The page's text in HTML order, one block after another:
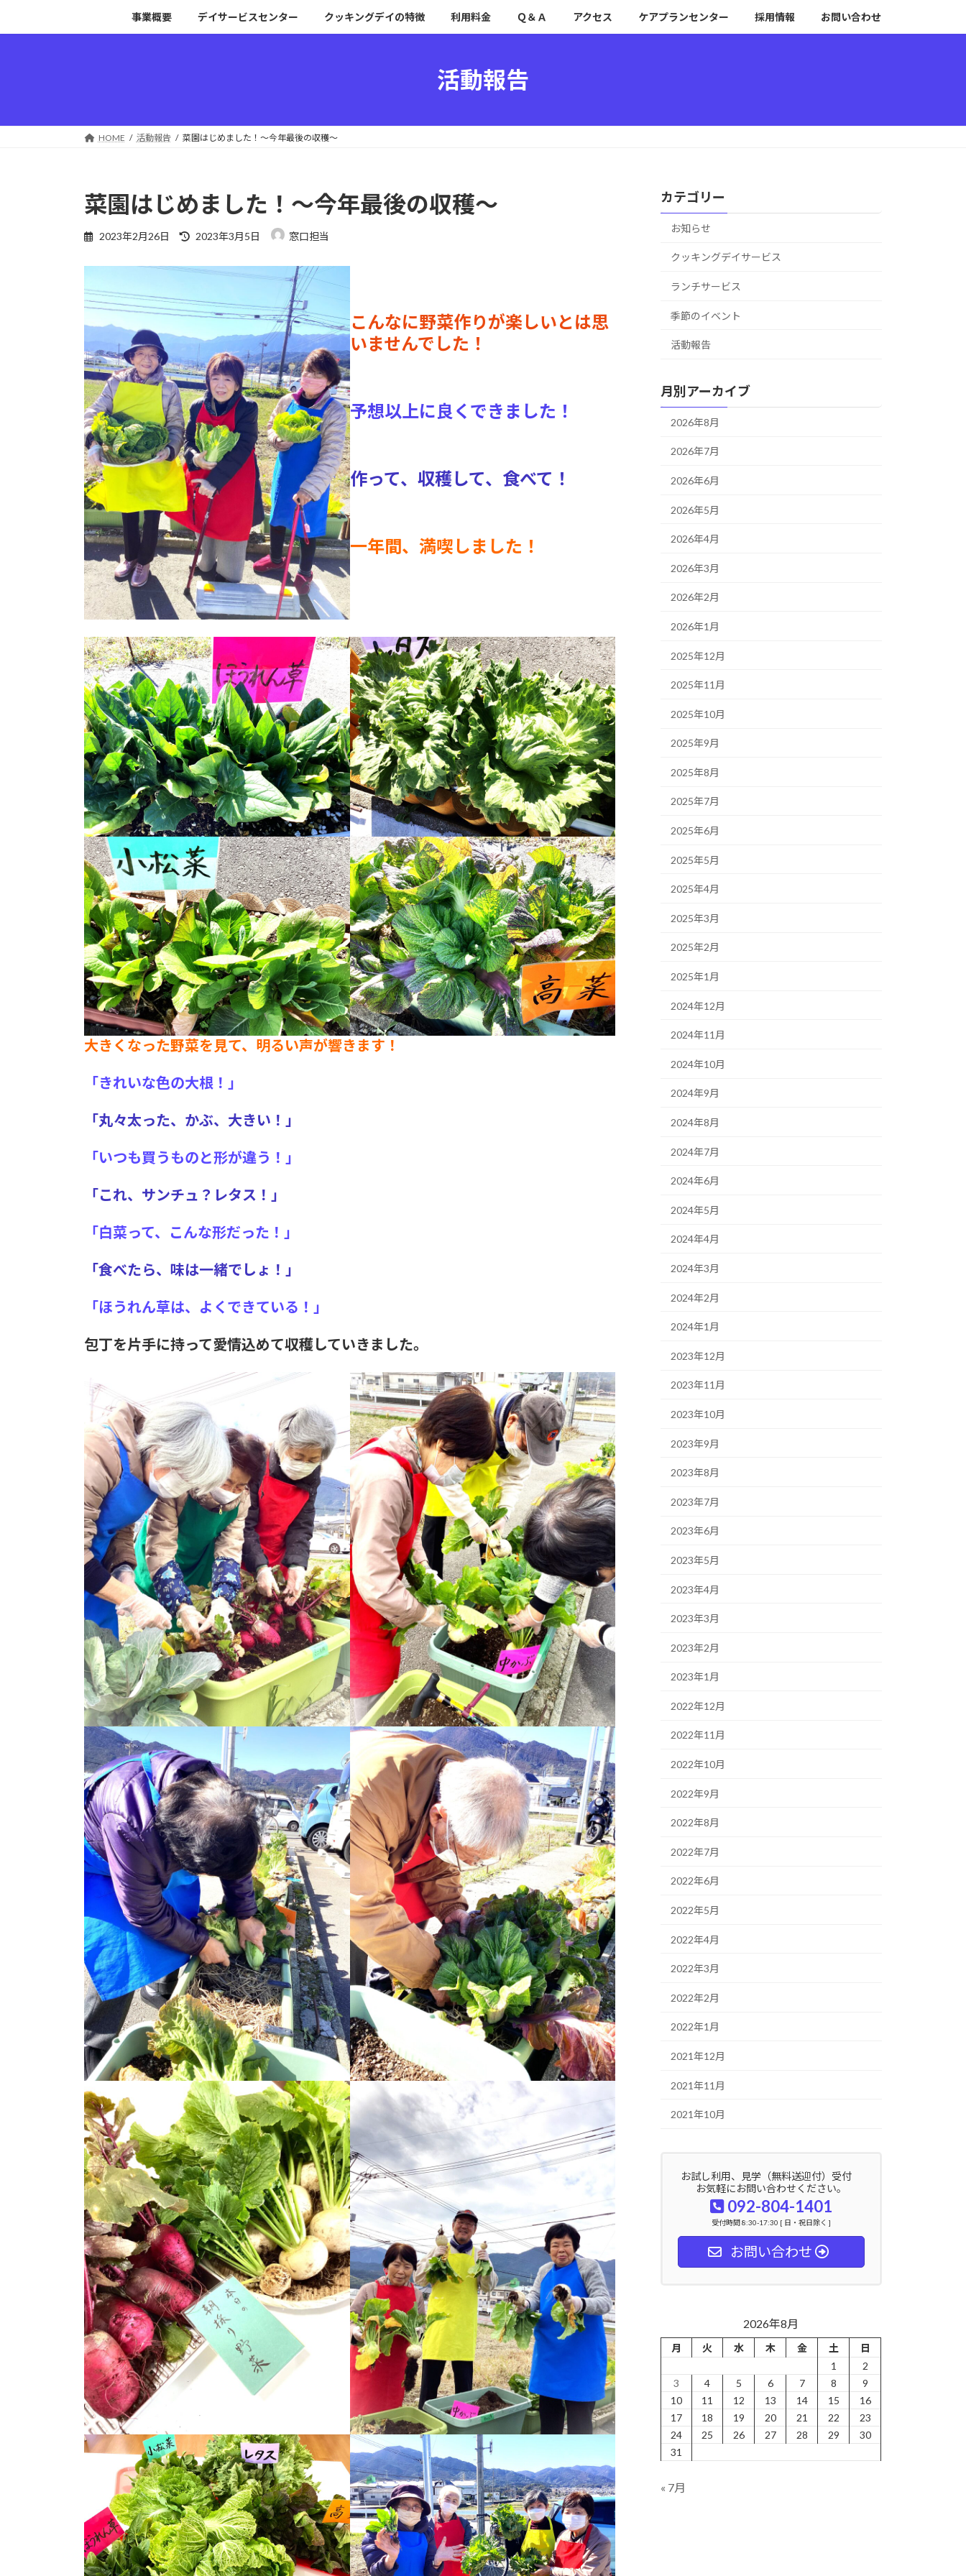
キ
に
事業概要 デイサービスセンター クッキングデイの特徴 利用料金 Ｑ＆Ａ アクセス ケアプランセンター 採用情報 お問い合わせ
活動報告
HOME 活動報告 菜園はじめました！～今年最後の収穫～
菜園はじめました！～今年最後の収穫～
2023年2月26日
最
時
:
2023年3月5日 窓口担当
こんなに野菜作りが楽しいとは思
いませんでした！
予想以上に良くできました！
作って、収穫して、食べて！
一年間、満喫しました！
大きくなった野菜を見て、明るい声が響きます！
「きれいな色の大根！」
「丸々太った、 かぶ、大きい！」
「いつも買うものと形が違う！」
「これ、サンチュ？レタス！」
「白菜って、こんな形だった！」
「食べたら、味は一緒でしょ！」
「ほうれん草は、よくできている！」
包丁を片手に持って愛情込めて収穫していきました。
カテゴリー
お知らせ
クッキングデイサービス
ランチサービス
季節のイベント
活動報告
月別アーカイブ
2026年8月
2026年7月
2026年6月
2026年5月
2026年4月
2026年3月
2026年2月
2026年1月
2025年12月
2025年11月
2025年10月
2025年9月
2025年8月
2025年7月
2025年6月
2025年5月
2025年4月
2025年3月
2025年2月
2025年1月
2024年12月
2024年11月
2024年10月
2024年9月
2024年8月
2024年7月
2024年6月
2024年5月
2024年4月
2024年3月
2024年2月
2024年1月
2023年12月
2023年11月
2023年10月
2023年9月
2023年8月
2023年7月
2023年6月
2023年5月
2023年4月
2023年3月
2023年2月
2023年1月
2022年12月
2022年11月
2022年10月
2022年9月
2022年8月
2022年7月
2022年6月
2022年5月
2022年4月
2022年3月
2022年2月
2022年1月
2021年12月
2021年11月
2021年10月
お試し利用、見学（無料送迎付）受付
お気軽にお問い合わせください。
092-804-1401
受付時間 8:30-17:30 [ 日・祝日除く ]
お問い合わせ
2026年8月
月 火 水 木 金 土
日
1
2
3
4 5 6 7 8
9
10
11 12 13 14 15
16
17
18 19 20 21 22
23
24
25 26 27 28 29
30
31
« 7月